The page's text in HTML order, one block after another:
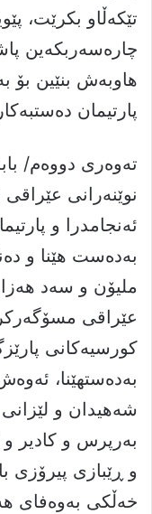
تێکەڵاو بکرێت،
چارەسەربکەین
هاوبەش بنێین بۆ
پارتیمان
تەوەری دووەم/
ئەنجامدرا و
بەدەست هێنا و
ملیۆن و سەد
عێراقى
کورسیەکانى
بەدەستهێنا،
شەهیدان و
بەرپرس و کادیر و
و ڕێبازى پیرۆزى
خەڵکى بەوەفاى